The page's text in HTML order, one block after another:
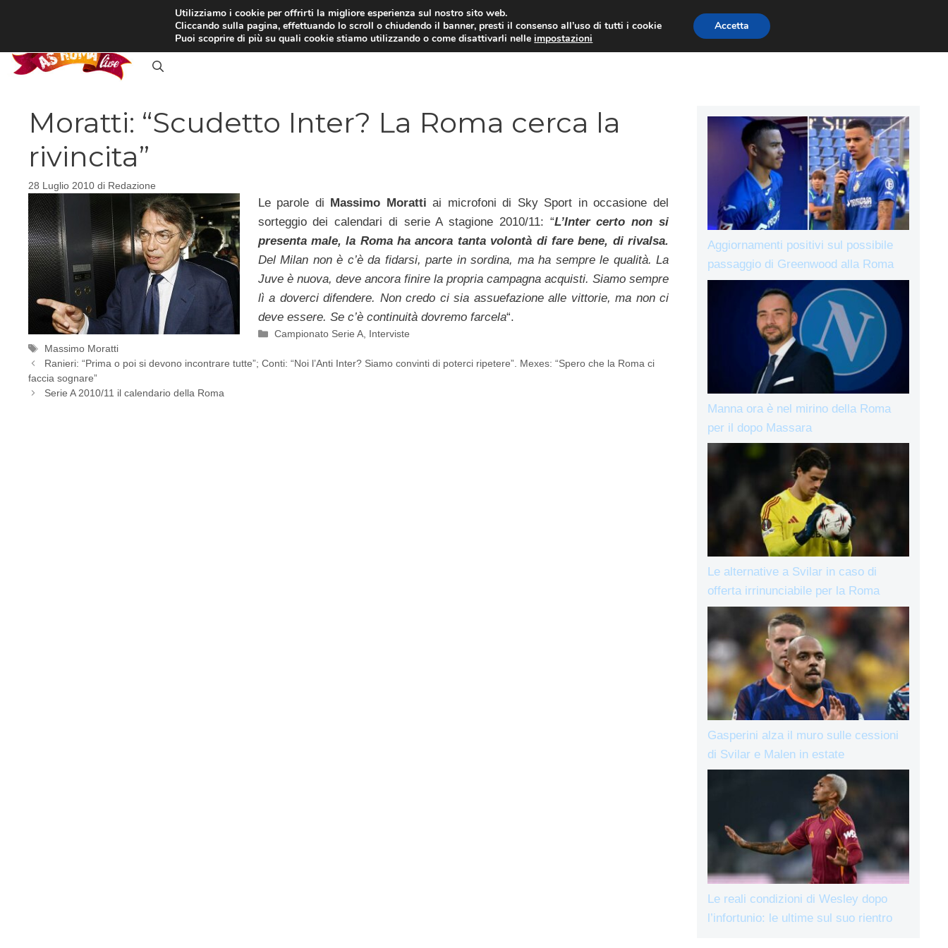
RASSEGNA STAMPA INTERVISTE CALCIOMERCATO CAMPIONATO SERIE A L’AVVERSARIO
Moratti: “Scudetto Inter? La Roma cerca la
rivincita”
28 Luglio 2010 di Redazione
Le parole di Massimo Morattiai microfoni di Sky Sport in occasione del
sorteggio dei calendari di serie A stagione 2010/11: “L’Inter certo non si
presenta male, la Roma ha ancora tanta volontà di fare bene, di rivalsa.
Del Milan non è c’è da fidarsi, parte in sordina, ma ha sempre le qualità. La
Juve è nuova, deve ancora finire la propria campagna acquisti. Siamo sempre
lì a doverci difendere. Non credo ci sia assuefazione alle vittorie, ma non ci
deve essere. Se c’è continuità dovremo farcela“.
Categorie
Campionato Serie A, Interviste
Tag
Massimo Moratti
Ranieri: “Prima o poi si devono incontrare tutte”; Conti: “Noi l’Anti Inter? Siamo convinti di poterci ripetere”. Mexes: “Spero che la Roma ci
faccia sognare”
Serie A 2010/11 il calendario della Roma
Aggiornamenti positivi sul possibile
passaggio di Greenwood alla Roma
Manna ora è nel mirino della Roma
per il dopo Massara
Le alternative a Svilar in caso di
offerta irrinunciabile per la Roma
Gasperini alza il muro sulle cessioni
di Svilar e Malen in estate
Le reali condizioni di Wesley dopo
l’infortunio: le ultime sul suo rientro
Utilizziamo i cookie per offrirti la migliore esperienza sul nostro sito web.
Cliccando sulla pagina, effettuando lo scroll o chiudendo il banner, presti il consenso all’uso di tutti i cookie
Puoi scoprire di più su quali cookie stiamo utilizzando o come disattivarli nelleimpostazioni
Accetta